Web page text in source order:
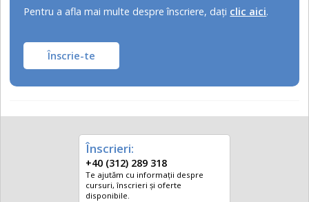
Pentru a afla mai multe despre înscriere, daţi clic aici.
Înscrie-te
Înscrieri:
+40 (312) 289 318
Te ajutăm cu informații despre
cursuri, înscrieri și oferte
disponibile.